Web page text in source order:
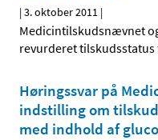
|3. oktober 2011 |
Medicintilskudsnævnet
revurderet
Høringssvar på
indstilling om
med indhold af